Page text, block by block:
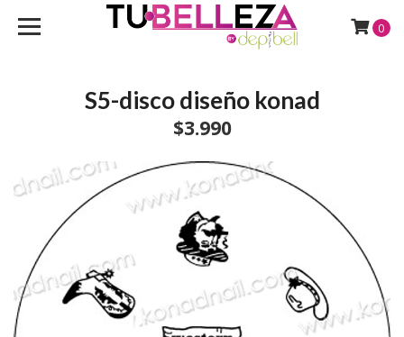
0
S5-disco diseño konad
$3.990